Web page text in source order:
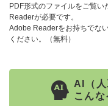
PDF形式のファイルをご覧
Readerが必要です。
Adobe Readerをお持ちでな
ください。（無料）
AI（人
こん